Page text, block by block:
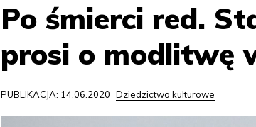
Po śmierci red.
prosi o modlitwę
PUBLIKACJA: 14.06.2020 Dziedzictwo kulturowe